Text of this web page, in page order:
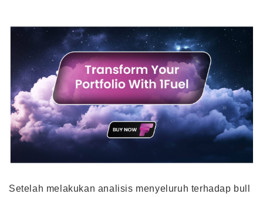
Setelah melakukan analisis menyeluruh terhadap bull